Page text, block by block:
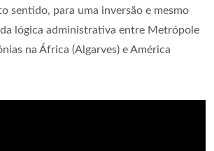
sentido, para uma inversão e mesmo
lógica administrativa entre Metrópole
na África (Algarves) e América